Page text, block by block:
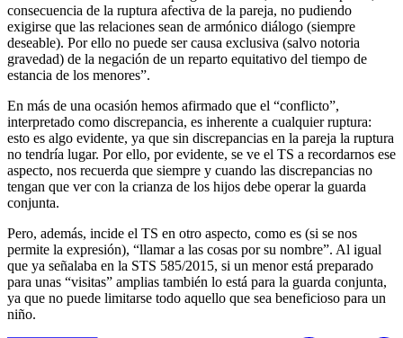
consecuencia de la ruptura afectiva de la pareja, no pudiendo
exigirse que las relaciones sean de armónico diálogo (siempre
deseable). Por ello no puede ser causa exclusiva (salvo notoria
gravedad) de la negación de un reparto equitativo del tiempo de
estancia de los menores”.
En más de una ocasión hemos afirmado que el “conflicto”,
interpretado como discrepancia, es inherente a cualquier ruptura:
esto es algo evidente, ya que sin discrepancias en la pareja la ruptura
no tendría lugar. Por ello, por evidente, se ve el TS a recordarnos ese
aspecto, nos recuerda que siempre y cuando las discrepancias no
tengan que ver con la crianza de los hijos debe operar la guarda
conjunta.
Pero, además, incide el TS en otro aspecto, como es (si se nos
permite la expresión), “llamar a las cosas por su nombre”. Al igual
que ya señalaba en la STS 585/2015, si un menor está preparado
para unas “visitas” amplias también lo está para la guarda conjunta,
ya que no puede limitarse todo aquello que sea beneficioso para un
niño.